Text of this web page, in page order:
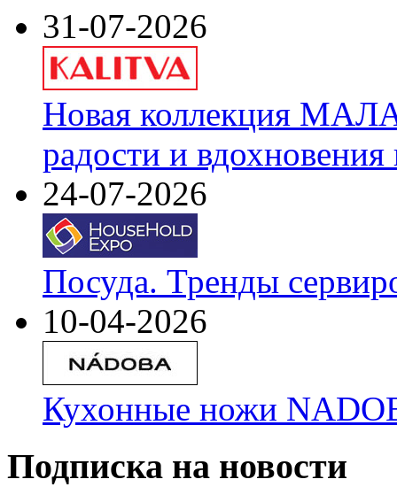
31-07-2026
Новая коллекция
радости и
24-07-2026
Посуда. Тренды
10-04-2026
Кухонные ножи
Подписка на новости